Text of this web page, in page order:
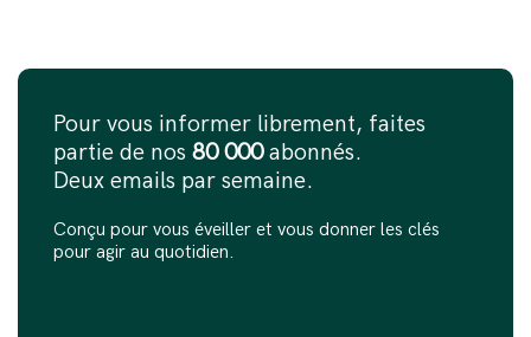
Pour vous informer librement, faites
partie de nos 80 000abonnés.
Deux emails par semaine.
Conçu pour vous éveiller et vous donner les clés
pour agir au quotidien.